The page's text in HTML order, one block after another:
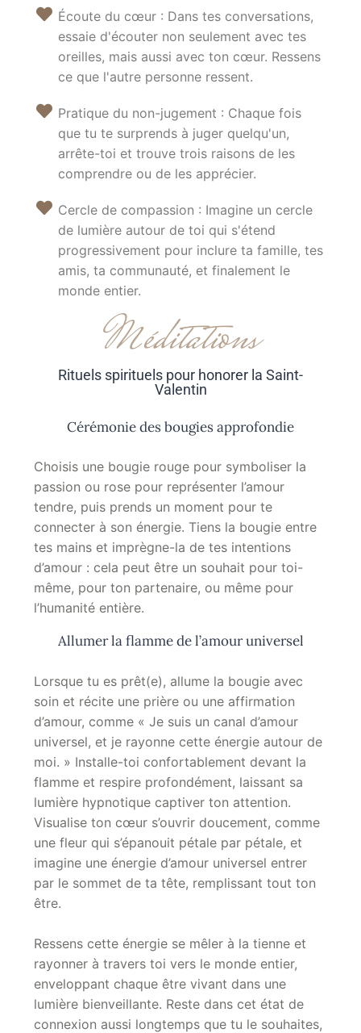
Écoute du cœur : Dans tes conversations,
essaie d'écouter non seulement avec tes
oreilles, mais aussi avec ton cœur. Ressens
ce que l'autre personne ressent.
Pratique du non-jugement : Chaque fois
que tu te surprends à juger quelqu'un,
arrête-toi et trouve trois raisons de les
comprendre ou de les apprécier.
Cercle de compassion : Imagine un cercle
de lumière autour de toi qui s'étend
progressivement pour inclure ta famille, tes
amis, ta communauté, et finalement le
monde entier.
Méditations
Rituels spirituels pour honorer la Saint-
Valentin
Cérémonie des bougies approfondie
Choisis une bougie rouge pour symboliser la
passion ou rose pour représenter l’amour
tendre, puis prends un moment pour te
connecter à son énergie. Tiens la bougie entre
tes mains et imprègne-la de tes intentions
d’amour : cela peut être un souhait pour toi-
même, pour ton partenaire, ou même pour
l’humanité entière.
Allumer la flamme de l’amour universel
Lorsque tu es prêt(e), allume la bougie avec
soin et récite une prière ou une affirmation
d’amour, comme « Je suis un canal d’amour
universel, et je rayonne cette énergie autour de
moi. » Installe-toi confortablement devant la
flamme et respire profondément, laissant sa
lumière hypnotique captiver ton attention.
Visualise ton cœur s’ouvrir doucement, comme
une fleur qui s’épanouit pétale par pétale, et
imagine une énergie d’amour universel entrer
par le sommet de ta tête, remplissant tout ton
être.
Ressens cette énergie se mêler à la tienne et
rayonner à travers toi vers le monde entier,
enveloppant chaque être vivant dans une
lumière bienveillante. Reste dans cet état de
connexion aussi longtemps que tu le souhaites,